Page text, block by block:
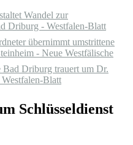
Wandel zur
Driburg - Westfalen-Blatt
übernimmt umstrittene
- Neue Westfälische
Driburg trauert um Dr.
Blatt
Schlüsseldienst